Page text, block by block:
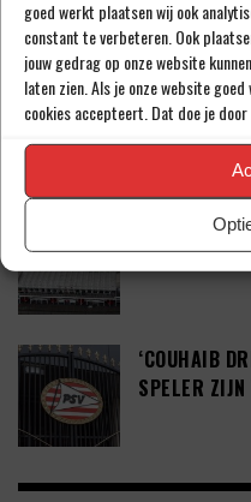
goed werkt plaatsen wij ook
constant te verbeteren. Ook
jouw gedrag op onze website
laten zien. Als je onze website
cookies accepteert. Dat doe je
‘PSV WIL
JARIGE
JOEL
JAAR BIJ FC
‘COUHAIB
SPELER ZIJN